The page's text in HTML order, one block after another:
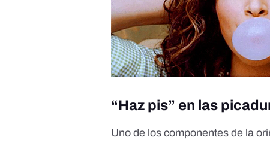
“Haz pis” en las
Uno de los componentes de la